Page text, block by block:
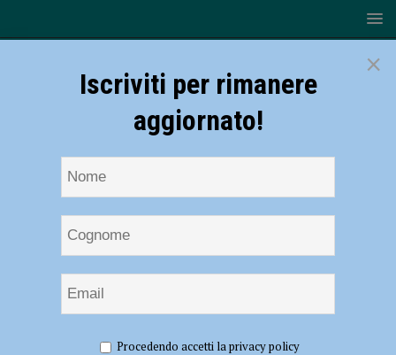
Si separano le strade tra la Vigor Carpaneto e Adailton: torna
×
Iscriviti per rimanere
aggiornato!
Procedendo accetti la privacy policy